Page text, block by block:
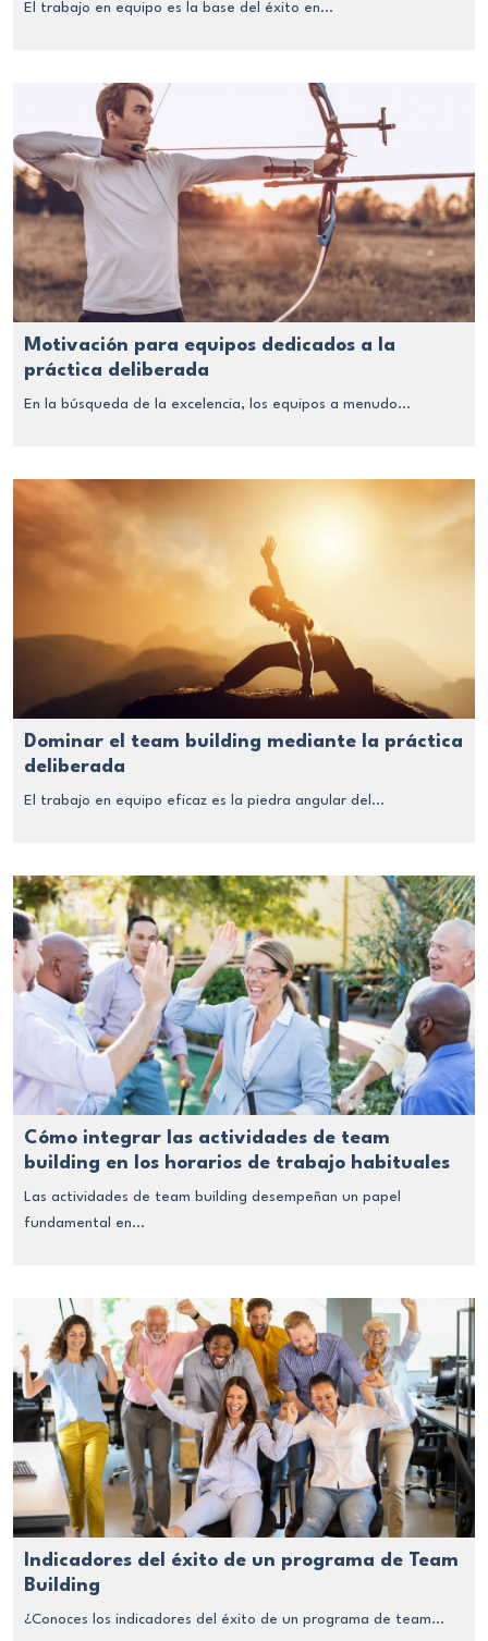
El trabajo en equipo es la base del éxito en...
Motivación para equipos dedicados a la
práctica deliberada
En la búsqueda de la excelencia, los equipos a menudo...
Dominar el team building mediante la práctica
deliberada
El trabajo en equipo eficaz es la piedra angular del...
Cómo integrar las actividades de team
building en los horarios de trabajo habituales
Las actividades de team building desempeñan un papel
fundamental en...
Indicadores del éxito de un programa de Team
Building
¿Conoces los indicadores del éxito de un programa de team...